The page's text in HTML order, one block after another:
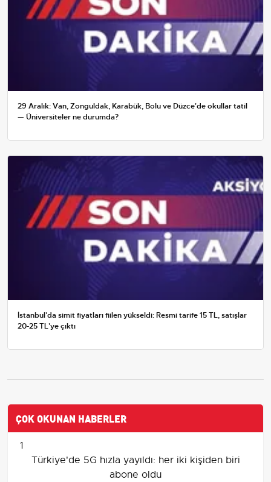
29 Aralık: Van, Zonguldak, Karabük, Bolu ve Düzce'de okullar tatil
— Üniversiteler ne durumda?
İstanbul'da simit fiyatları fiilen yükseldi: Resmi tarife 15 TL, satışlar
20-25 TL'ye çıktı
ÇOK OKUNAN HABERLER
1
Türkiye'de 5G hızla yayıldı: her iki kişiden biri
abone oldu